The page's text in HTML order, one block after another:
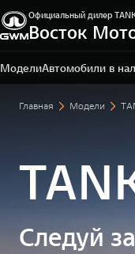
Официальный дилер
Восток
МоделиАвтомобили в
Пермь, ш.
+7 342 205-51-19
Главная Модели
Следуй